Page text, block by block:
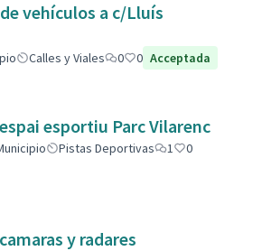
vehículos a c/Lluís
Calles y Viales 0 0 Acceptada
esportiu Parc Vilarenc
Pistas Deportivas 1
0
y radares